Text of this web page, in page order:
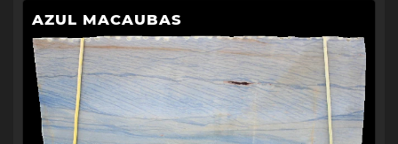
AZUL MACAUBAS